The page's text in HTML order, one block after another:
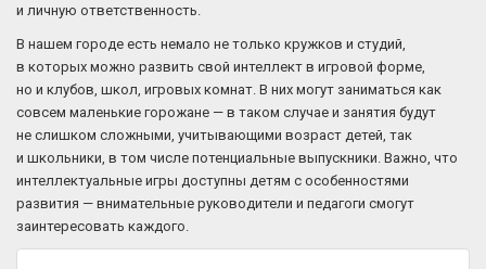
и личную ответственность.
В нашем городе есть немало не только кружков и студий,
в которых можно развить свой интеллект в игровой форме,
но и клубов, школ, игровых комнат. В них могут заниматься как
совсем маленькие горожане — в таком случае и занятия будут
не слишком сложными, учитывающими возраст детей, так
и школьники, в том числе потенциальные выпускники. Важно, что
интеллектуальные игры доступны детям с особенностями
развития — внимательные руководители и педагоги смогут
заинтересовать каждого.